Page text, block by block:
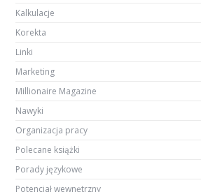
Kalkulacje
Korekta
Linki
Marketing
Millionaire Magazine
Nawyki
Organizacja pracy
Polecane książki
Porady językowe
Potencjał wewnętrzny